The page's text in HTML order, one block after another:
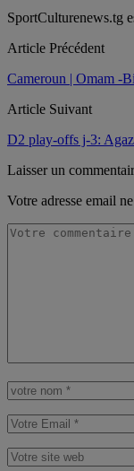
SportCulturenews.tg
Article Précédent
Cameroun | Omam -
Article Suivant
D2 play-offs j-3:
Laisser un
Votre adresse email